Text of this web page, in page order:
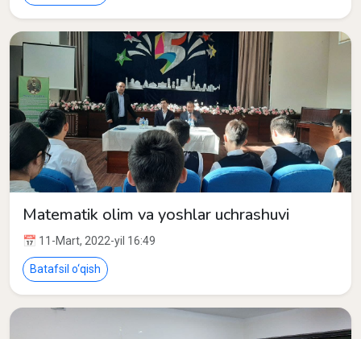
Matematik olim va yoshlar uchrashuvi
📅 11-Mart, 2022-yil 16:49
Batafsil o‘qish